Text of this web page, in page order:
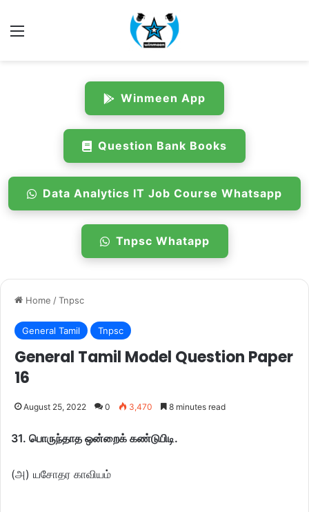
Menu
Winmeen App
Question Bank Books
Data Analytics IT Job Course Whatsapp
Tnpsc Whatapp
Home /Tnpsc
General Tamil Tnpsc
General Tamil Model Question Paper
16
August 25, 2022 0 3,470 8 minutes read
31. பொருந்தாத ஒன்றைக் கண்டுபிடி.
(அ) யசோதர காவியம்